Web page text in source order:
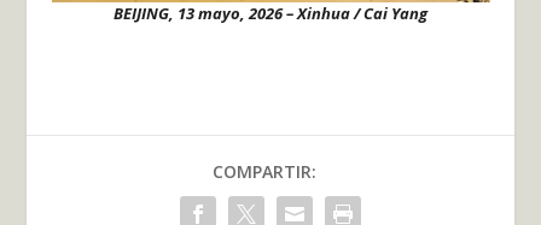
BEIJING, 13 mayo, 2026 – Xinhua / Cai Yang
COMPARTIR: